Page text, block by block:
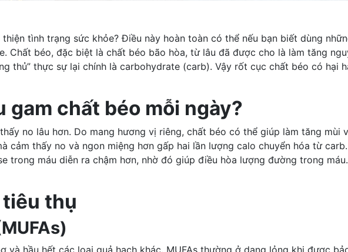
tình trạng sức khỏe? Điều này hoàn toàn có thể nếu bạn biết dùng
Chất béo, đặc biệt là chất béo bão hòa, từ lâu đã được cho là làm tăng
thủ” thực sự lại chính là carbohydrate (carb). Vậy rốt cục chất béo có hại
gam chất béo mỗi ngày?
no lâu hơn. Do mang hương vị riêng, chất béo có thể giúp làm tăng mùi
cảm thấy no và ngon miệng hơn gấp hai lần lượng calo chuyển hóa từ
trong máu diễn ra chậm hơn, nhờ đó giúp điều hòa lượng đường trong
tiêu thụ
và hầu hết các loại quả hạch khác. MUFAs thường ở dạng lỏng khi được